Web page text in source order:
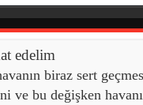
edelim
biraz sert
ve bu değişken